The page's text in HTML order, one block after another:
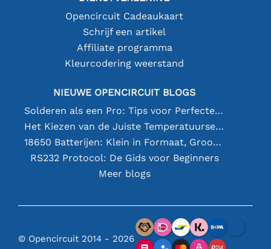
Opencircuit Cadeaukaart
Schrijf een artikel
Affiliate programma
Kleurcodering weerstand
NIEUWE OPENCIRCUIT BLOGS
Solderen als een Pro: Tips voor Perfecte Elektronische Verbindingen
Het Kiezen van de Juiste Temperatuursensor [youtube]
18650 Batterijen: Klein in Formaat, Groot in Prestatie
RS232 Protocol: De Gids voor Beginners
Meer blogs
© Opencircuit 2014 - 2026